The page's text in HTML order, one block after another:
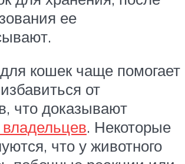
ее
кошек чаще помогает
от
что доказывают
. Некоторые
что у животного